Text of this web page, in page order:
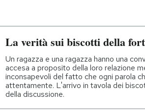
La verità sui biscotti della
Un ragazza e una ragazza hanno una
accesa a proposito della loro relazione
inconsapevoli del fatto che ogni parola
attentamente. L'arrivo in tavola dei
della discussione.